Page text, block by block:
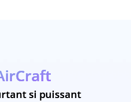
si puissant
si puissant